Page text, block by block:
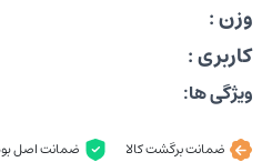
وزن :
کاربری :
ویژگی ها:
ضمانت برگشت کالا ضمانت اصل